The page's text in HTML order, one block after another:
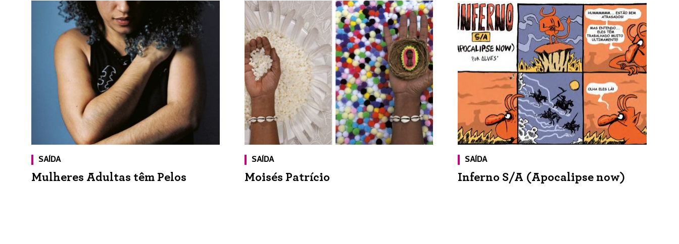
SAÍDA
Mulheres Adultas têm Pelos
SAÍDA
Moisés Patrício
SAÍDA
Inferno S/A (Apocalipse now)